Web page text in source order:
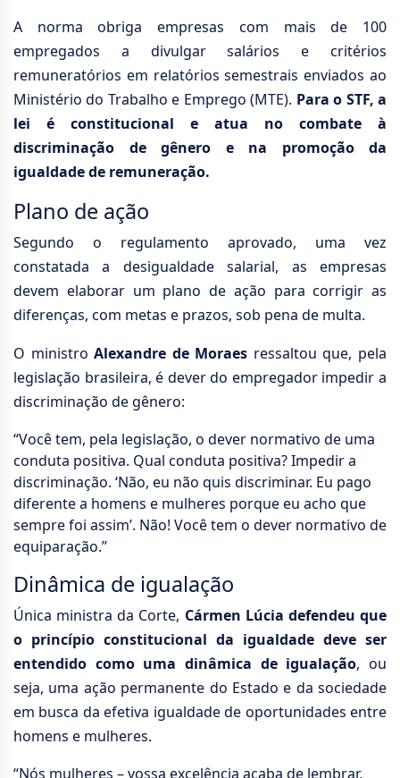
A norma obriga empresas com mais de 100
empregados a divulgar salários e critérios
remuneratórios em relatórios semestrais enviados ao
Ministério do Trabalho e Emprego (MTE). Para o STF, a
lei é constitucional e atua no combate à
discriminação de gênero e na promoção da
igualdade de remuneração.
Plano de ação
Segundo o regulamento aprovado, uma vez
constatada a desigualdade salarial, as empresas
devem elaborar um plano de ação para corrigir as
diferenças, com metas e prazos, sob pena de multa.
O ministroAlexandre de Moraes ressaltou que, pela
legislação brasileira, é dever do empregador impedir a
discriminação de gênero:
“Você tem, pela legislação, o dever normativo de uma
conduta positiva. Qual conduta positiva? Impedir a
discriminação. ‘Não, eu não quis discriminar. Eu pago
diferente a homens e mulheres porque eu acho que
sempre foi assim’. Não! Você tem o dever normativo de
equiparação.”
Dinâmica de igualação
Única ministra da Corte, Cármen Lúcia defendeu que
o princípio constitucional da igualdade deve ser
entendido como uma dinâmica de igualação, ou
seja, uma ação permanente do Estado e da sociedade
em busca da efetiva igualdade de oportunidades entre
homens e mulheres.
“Nós mulheres – vossa excelência acaba de lembrar,